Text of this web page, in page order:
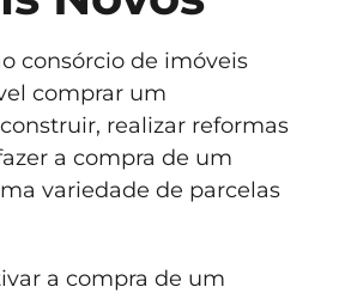
consórcio de imóveis
comprar um
realizar reformas
a compra de um
variedade de parcelas
a compra de um